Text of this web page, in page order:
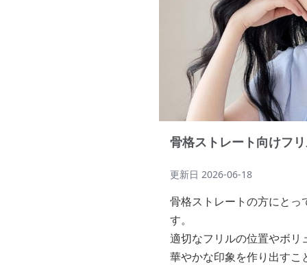
骨格ストレート向けフ
更新日 2026-06-18
骨格ストレートの方にと
す。
適切なフリルの位置やボ
華やかな印象を作り出すこ